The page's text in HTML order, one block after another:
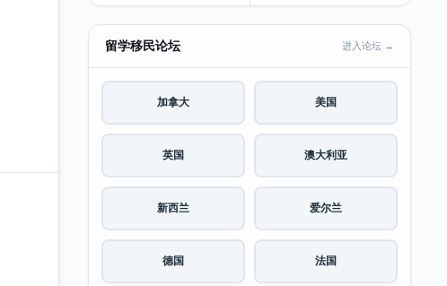
留学移民论坛 进入论坛 →
加拿大 美国
英国 澳大利亚
新西兰 爱尔兰
德国 法国